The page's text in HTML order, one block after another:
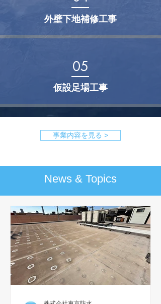
外壁下地補修工事
05
仮設足場工事
事業内容を見る >
News & Topics